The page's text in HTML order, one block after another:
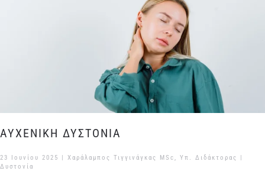
ΑΥΧΕΝΙΚΗ ΔΥΣΤΟΝΙΑ
23 Ιουνίου 2025
| Χαράλαμπος Τιγγινάγκας MSc, Υπ. Διδάκτορας |
Δυστονία